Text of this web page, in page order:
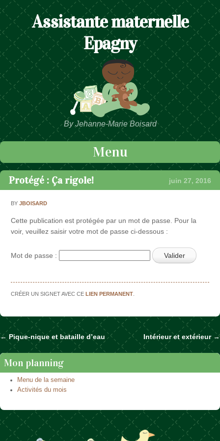
Assistante maternelle
Epagny
By Jehanne-Marie Boisard
Menu
Passer au contenu
Protégé : Ça rigole! juin 27, 2016
BYJBOISARD
Cette publication est protégée par un mot de passe. Pour la
voir, veuillez saisir votre mot de passe ci-dessous :
Mot de passe :
CRÉER UN SIGNET AVEC CELIEN PERMANENT
Naviguer dans les articles
← Pique-nique et bataille d’eau Intérieur et extérieur →
Mon planning
Menu de la semaine
Activités du mois